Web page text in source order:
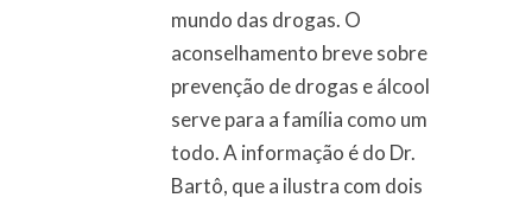
mundo das drogas. O
aconselhamento breve sobre
prevenção de drogas e álcool
serve para a família como um
todo. A informação é do Dr.
Bartô, que a ilustra com dois